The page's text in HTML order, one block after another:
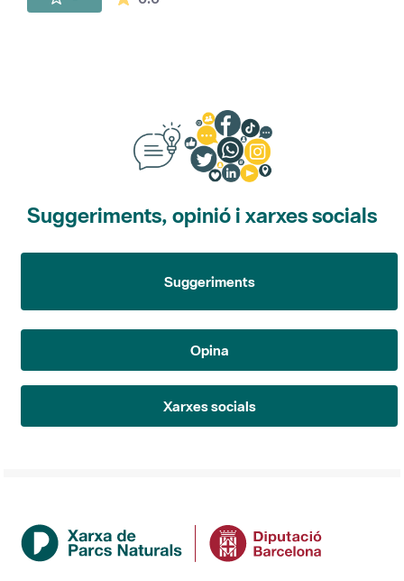
Suggeriments, opinió i xarxes socials
Suggeriments
Opina
Xarxes socials